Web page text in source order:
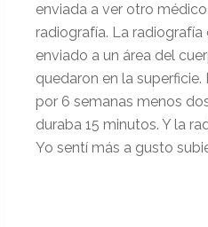
enviada a ver otro
radiografía. La
enviado a un área del
quedaron en la
por 6 semanas menos
duraba 15 minutos. Y la
Yo sentí más a gusto